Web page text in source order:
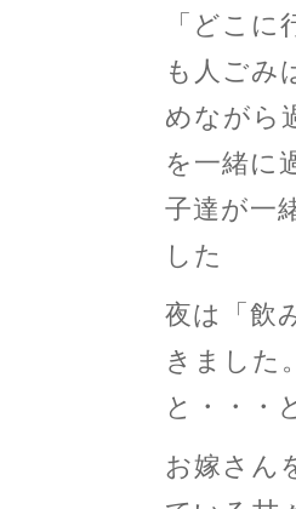
「どこ
も人ごみ
めながら
を一緒に
子達が一
した
夜は「飲
きました
と・・・
お嫁さん